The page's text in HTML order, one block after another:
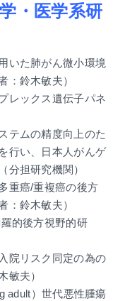
・医学系研
いた肺がん微小環境
：鈴木敏夫）
レックス遺伝子パネ
テムの精度向上のた
行い、日本人がんゲ
分担研究機関）
重癌/重複癌の後方
：鈴木敏夫）
的後方視野的研
院リスク同定の為の
敏夫）
adult）世代悪性腫瘍